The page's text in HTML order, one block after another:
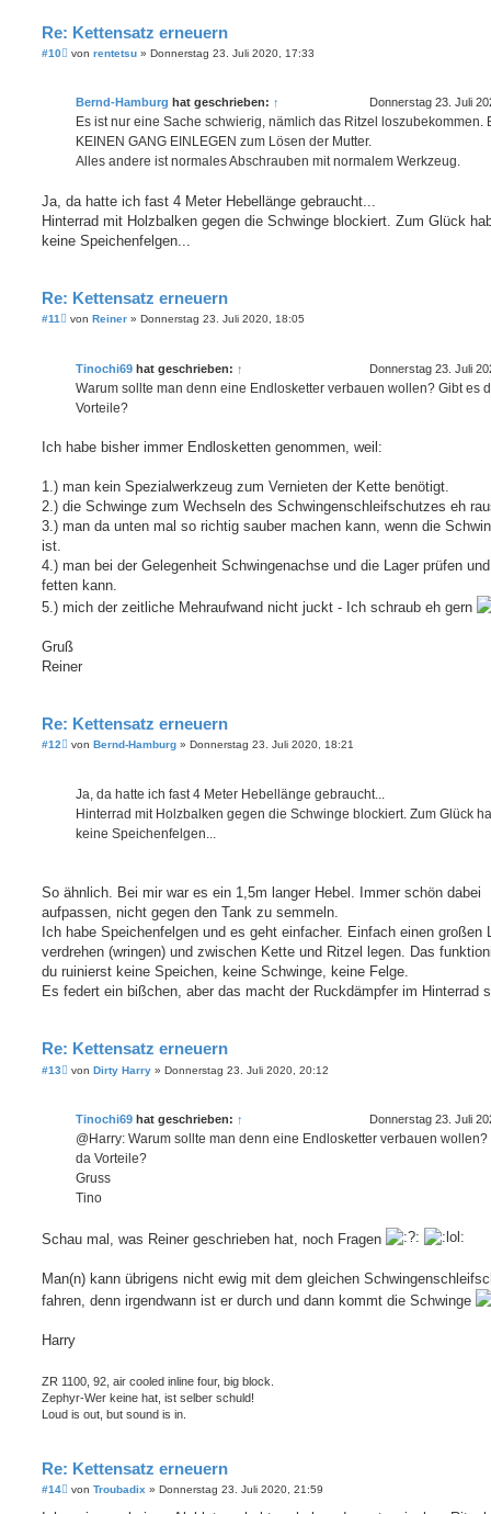
Re: Kettensatz erneuern
#10
Bvon rentetsu » Donnerstag 23. Juli 2020, 17:33
Bernd-Hamburg hat geschrieben: ↑ Donnerstag 23. Juli
Es ist nur eine Sache schwierig, nämlich das Ritzel loszubekommen.
KEINEN GANG EINLEGEN zum Lösen der Mutter.
Alles andere ist normales Abschrauben mit normalem Werkzeug.
Ja, da hatte ich fast 4 Meter Hebellänge gebraucht...
Hinterrad mit Holzbalken gegen die Schwinge blockiert. Zum Glück
keine Speichenfelgen...
Re: Kettensatz erneuern
#11
Bvon Reiner » Donnerstag 23. Juli 2020, 18:05
Tinochi69 hat geschrieben: ↑ Donnerstag 23. Juli
Warum sollte man denn eine Endlosketter verbauen wollen? Gibt es
Vorteile?
Ich habe bisher immer Endlosketten genommen, weil:
1.) man kein Spezialwerkzeug zum Vernieten der Kette benötigt.
2.) die Schwinge zum Wechseln des Schwingenschleifschutzes eh
3.) man da unten mal so richtig sauber machen kann, wenn die
ist.
4.) man bei der Gelegenheit Schwingenachse und die Lager prüfen
fetten kann.
5.) mich der zeitliche Mehraufwand nicht juckt - Ich schraub eh gern
Gruß
Reiner
Re: Kettensatz erneuern
#12
Bvon Bernd-Hamburg » Donnerstag 23. Juli 2020, 18:21
Ja, da hatte ich fast 4 Meter Hebellänge gebraucht...
Hinterrad mit Holzbalken gegen die Schwinge blockiert. Zum Glück
keine Speichenfelgen...
So ähnlich. Bei mir war es ein 1,5m langer Hebel. Immer schön dabei
aufpassen, nicht gegen den Tank zu semmeln.
Ich habe Speichenfelgen und es geht einfacher. Einfach einen großen
verdrehen (wringen) und zwischen Kette und Ritzel legen. Das
du ruinierst keine Speichen, keine Schwinge, keine Felge.
Es federt ein bißchen, aber das macht der Ruckdämpfer im Hinterrad
Re: Kettensatz erneuern
#13
Bvon Dirty Harry » Donnerstag 23. Juli 2020, 20:12
Tinochi69 hat geschrieben: ↑ Donnerstag 23. Juli
@Harry: Warum sollte man denn eine Endlosketter verbauen wollen?
da Vorteile?
Gruss
Tino
Schau mal, was Reiner geschrieben hat, noch Fragen
Man(n) kann übrigens nicht ewig mit dem gleichen
fahren, denn irgendwann ist er durch und dann kommt die Schwinge
Harry
ZR 1100, 92, air cooled inline four, big block.
Zephyr-Wer keine hat, ist selber schuld!
Loud is out, but sound is in.
Re: Kettensatz erneuern
#14
Bvon Troubadix » Donnerstag 23. Juli 2020, 21:59